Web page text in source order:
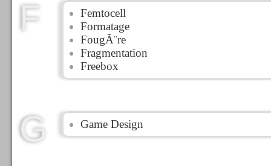
F
Femtocell
Formatage
FougÃ¨re
Fragmentation
Freebox
G Game Design